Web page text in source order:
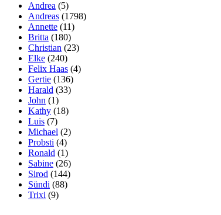
Andrea (5)
Andreas (1798)
Annette (11)
Britta (180)
Christian (23)
Elke (240)
Felix Haas (4)
Gertie (136)
Harald (33)
John (1)
Kathy (18)
Luis (7)
Michael (2)
Probsti (4)
Ronald (1)
Sabine (26)
Sirod (144)
Sündi (88)
Trixi (9)